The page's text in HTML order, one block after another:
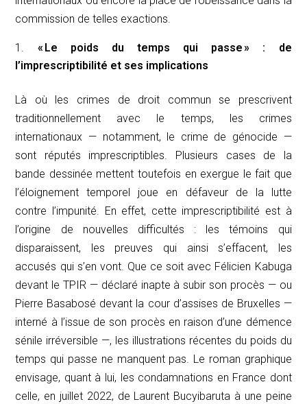
commission de telles exactions.
« Le poids du temps qui passe » : de
l’imprescriptibilité et ses implications
Là où les crimes de droit commun se prescrivent
traditionnellement avec le temps, les crimes
internationaux — notamment, le crime de génocide —
sont réputés imprescriptibles. Plusieurs cases de la
bande dessinée mettent toutefois en exergue le fait que
l’éloignement temporel joue en défaveur de la lutte
contre l’impunité. En effet, cette imprescriptibilité est à
l’origine de nouvelles difficultés : les témoins qui
disparaissent, les preuves qui ainsi s’effacent, les
accusés qui s’en vont. Que ce soit avec Félicien Kabuga
devant le TPIR — déclaré inapte à subir son procès — ou
Pierre Basabosé devant la cour d’assises de Bruxelles —
interné à l’issue de son procès en raison d’une démence
sénile irréversible —, les illustrations récentes du poids du
temps qui passe ne manquent pas. Le roman graphique
envisage, quant à lui, les condamnations en France dont
celle, en juillet 2022, de Laurent Bucyibaruta à une peine